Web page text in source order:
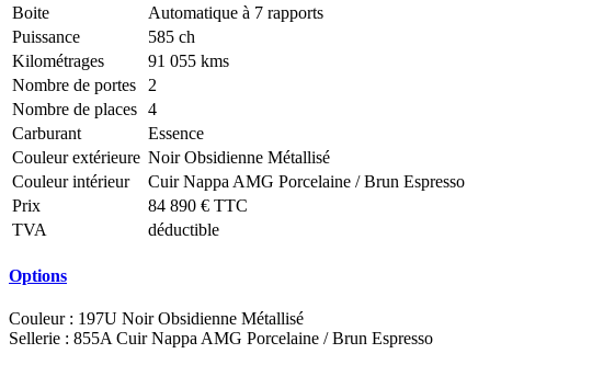
Boite
Automatique à 7 rapports
Puissance
585 ch
Kilométrages
91 055 kms
Nombre de portes
2
Nombre de places 4
Carburant
Essence
Couleur extérieure Noir Obsidienne Métallisé
Couleur intérieur
Cuir Nappa AMG Porcelaine / Brun Espresso
Prix
84 890 € TTC
TVA
déductible
Options
Couleur : 197U Noir Obsidienne Métallisé
Sellerie : 855A Cuir Nappa AMG Porcelaine / Brun Espresso